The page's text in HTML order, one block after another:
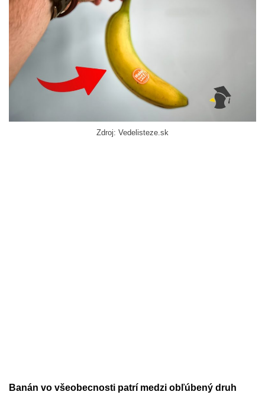
Zdroj: Vedelisteze.sk
Banán vo všeobecnosti patrí medzi obľúbený druh